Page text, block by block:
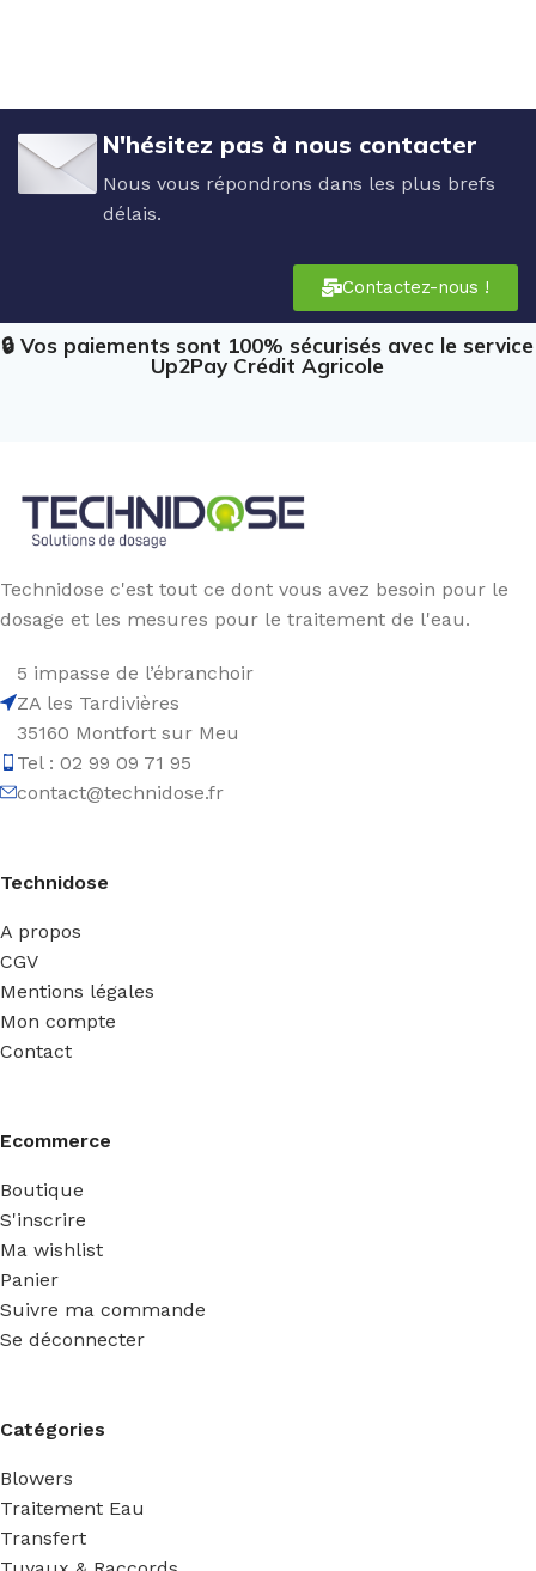
N'hésitez pas à nous contacter
Nous vous répondrons dans les plus brefs
délais.
Contactez-nous !
🔒 Vos paiements sont 100% sécurisés avec le service
Up2Pay Crédit Agricole
Technidose c'est tout ce dont vous avez besoin pour le
dosage et les mesures pour le traitement de l'eau.
5 impasse de l’ébranchoir
ZA les Tardivières
35160 Montfort sur Meu
Tel : 02 99 09 71 95
contact@technidose.fr
Technidose
A propos
CGV
Mentions légales
Mon compte
Contact
Ecommerce
Boutique
S'inscrire
Ma wishlist
Panier
Suivre ma commande
Se déconnecter
Catégories
Blowers
Traitement Eau
Transfert